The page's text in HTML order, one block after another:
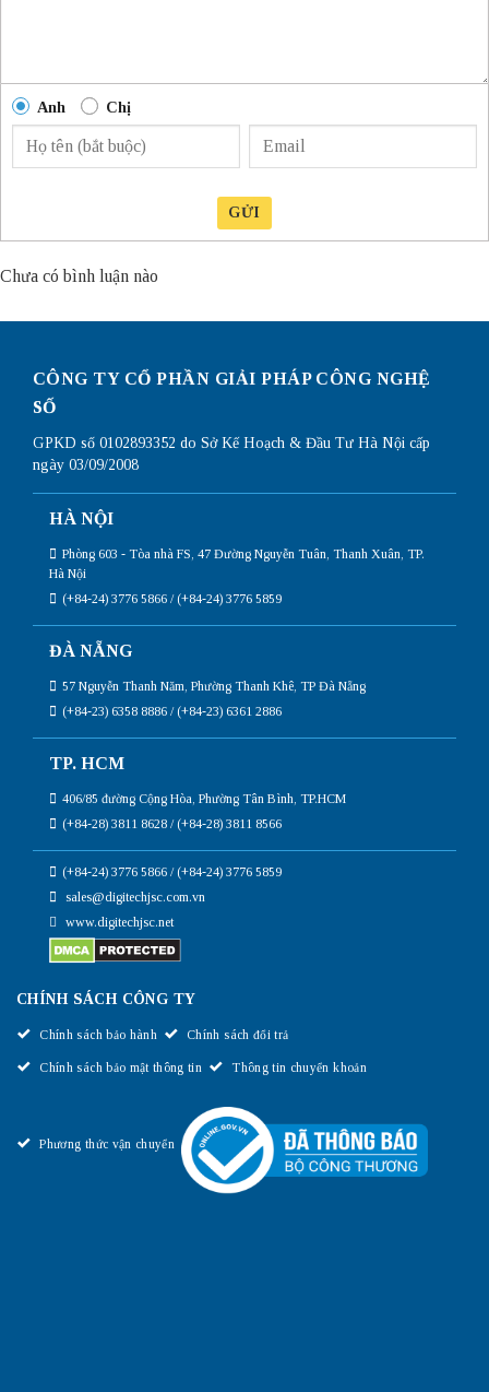
Anh Chị
GỬI
Chưa có bình luận nào
CÔNG TY CỔ PHẦN GIẢI PHÁP CÔNG NGHỆ
SỐ
GPKD số 0102893352 do Sở Kế Hoạch & Đầu Tư Hà Nội cấp
ngày 03/09/2008
HÀ NỘI
Phòng 603 - Tòa nhà FS, 47 Đường Nguyễn Tuân, Thanh Xuân, TP.
Hà Nội
(+84-24) 3776 5866 / (+84-24) 3776 5859
ĐÀ NẴNG
57 Nguyễn Thanh Năm, Phường Thanh Khê, TP Đà Nẵng
(+84-23) 6358 8886 / (+84-23) 6361 2886
TP. HCM
406/85 đường Cộng Hòa, Phường Tân Bình, TP.HCM
(+84-28) 3811 8628 / (+84-28) 3811 8566
(+84-24) 3776 5866 / (+84-24) 3776 5859
sales@digitechjsc.com.vn
www.digitechjsc.net
CHÍNH SÁCH CÔNG TY
Chính sách bảo hành Chính sách đổi trả
Chính sách bảo mật thông tin Thông tin chuyển khoản
Phương thức vận chuyển